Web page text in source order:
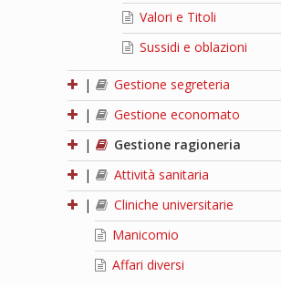
Valori e Titoli
Sussidi e oblazioni
|
Gestione segreteria
|
Gestione economato
|
Gestione ragioneria
|
Attività sanitaria
|
Cliniche universitarie
Manicomio
Affari diversi